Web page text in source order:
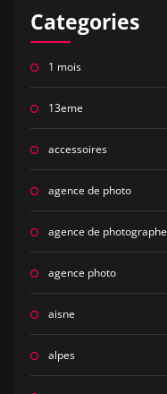
Categories
1 mois
13eme
accessoires
agence de photo
agence de photographe
agence photo
aisne
alpes